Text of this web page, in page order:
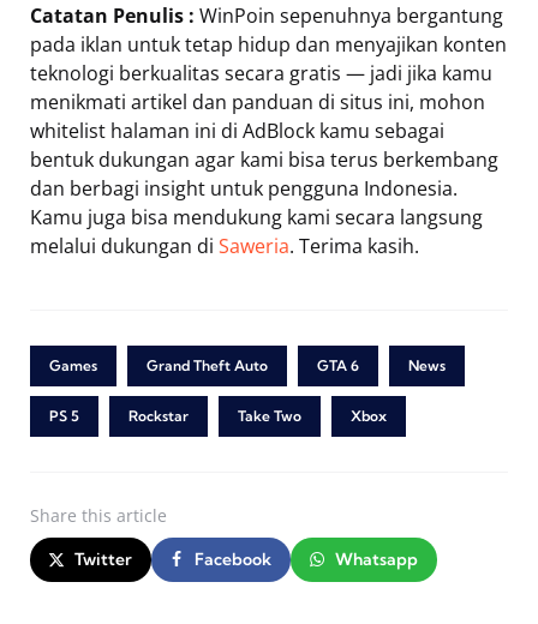
Catatan Penulis : WinPoin sepenuhnya bergantung
pada iklan untuk tetap hidup dan menyajikan konten
teknologi berkualitas secara gratis — jadi jika kamu
menikmati artikel dan panduan di situs ini, mohon
whitelist halaman ini di AdBlock kamu sebagai
bentuk dukungan agar kami bisa terus berkembang
dan berbagi insight untuk pengguna Indonesia.
Kamu juga bisa mendukung kami secara langsung
melalui dukungan di Saweria. Terima kasih.
Games Grand Theft Auto GTA 6 News
PS 5 Rockstar Take Two Xbox
Share this article
Twitter Facebook Whatsapp